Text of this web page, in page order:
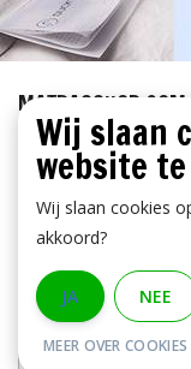
MATRASSHOP.COM
KLANTENSERVICE
BETAALMETHODEN
Wij slaan
website
Wij slaan cookies
akkoord?
JA NEE
MEER OVER